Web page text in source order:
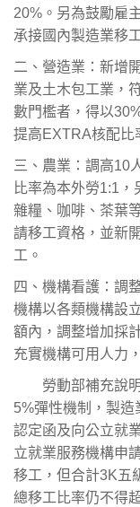
20%。另為鼓勵雇
承接國內製造業移
二、營造業：新增
業及土木包工業，
數門檻者，得以
提高EXTRA核配比
三、農業：調高10
比率為本外勞1:1，
雜糧、咖啡、茶葉
請移工資格，並新
工。
四、機構看護：調
機構以各類機構設
額內，調整增加採
充實機構可用人力
勞動部補充說明
5%彈性機制，製
認定函及向公立就
立就業服務機構申
移工，但合計3K五
總移工比率仍不得